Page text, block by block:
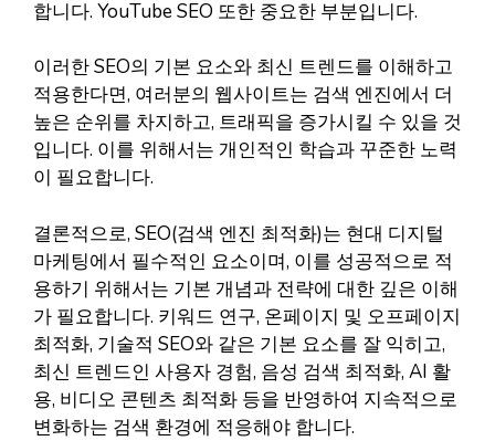
합니다. YouTube SEO 또한 중요한 부분입니다.
이러한 SEO의 기본 요소와 최신 트렌드를 이해하고
적용한다면, 여러분의 웹사이트는 검색 엔진에서 더
높은 순위를 차지하고, 트래픽을 증가시킬 수 있을 것
입니다. 이를 위해서는 개인적인 학습과 꾸준한 노력
이 필요합니다.
결론적으로, SEO(검색 엔진 최적화)는 현대 디지털
마케팅에서 필수적인 요소이며, 이를 성공적으로 적
용하기 위해서는 기본 개념과 전략에 대한 깊은 이해
가 필요합니다. 키워드 연구, 온페이지 및 오프페이지
최적화, 기술적 SEO와 같은 기본 요소를 잘 익히고,
최신 트렌드인 사용자 경험, 음성 검색 최적화, AI 활
용, 비디오 콘텐츠 최적화 등을 반영하여 지속적으로
변화하는 검색 환경에 적응해야 합니다.